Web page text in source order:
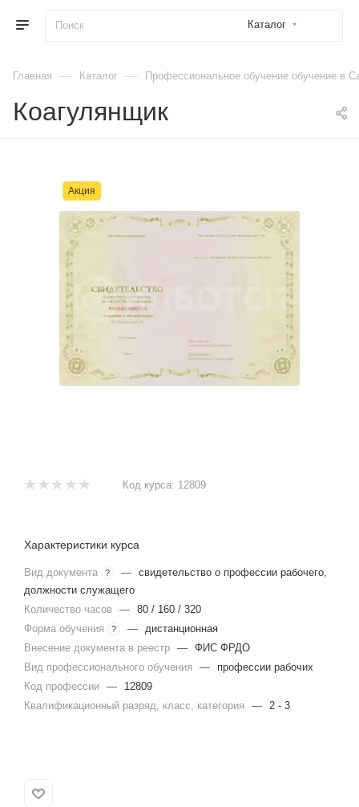
Каталог
Главная — Каталог — Профессиональное обучение обучение в
Коагулянщик
Акция
Код курса: 12809
Характеристики курса
Вид документа ? — свидетельство о профессии рабочего,
должности служащего
Количество часов
— 80 / 160 / 320
Форма обучения
? —
дистанционная
Внесение документа в реестр — ФИС ФРДО
Вид профессионального обучения
—
профессии рабочих
Код профессии —
12809
Квалификационный разряд, класс, категория
— 2 - 3